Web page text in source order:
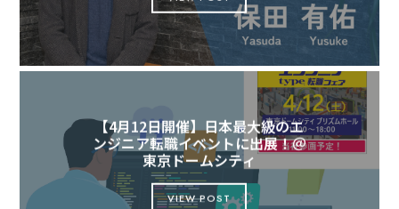
【4月12日開催】日本最大級のエ
ンジニア転職イベントに出展！＠
東京ドームシティ
VIEW POST